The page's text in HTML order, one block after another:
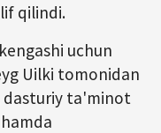
qilindi.
uchun
Uilki tomonidan
dasturiy ta'minot